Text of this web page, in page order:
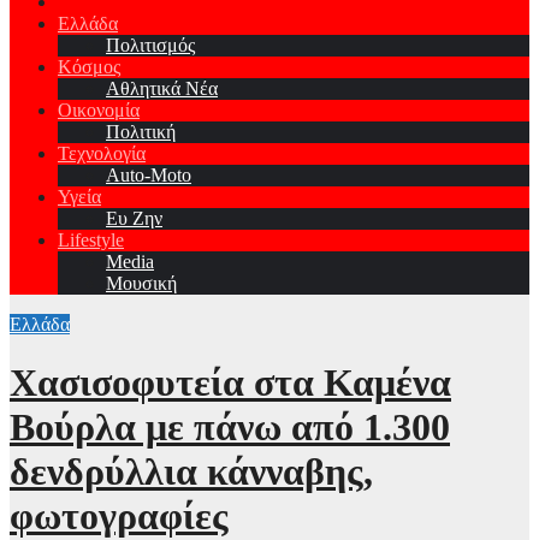
Ελλάδα
Πολιτισμός
Κόσμος
Αθλητικά Νέα
Οικονομία
Πολιτική
Τεχνολογία
Auto-Moto
Υγεία
Ευ Ζην
Lifestyle
Media
Μουσική
Ελλάδα
Χασισοφυτεία στα Καμένα
Βούρλα με πάνω από 1.300
δενδρύλλια κάνναβης,
φωτογραφίες